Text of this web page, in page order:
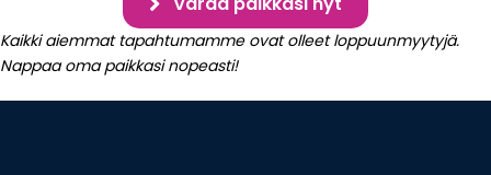
Kaikki aiemmat tapahtumamme ovat olleet loppuunmyytyjä.
Nappaa oma paikkasi nopeasti!